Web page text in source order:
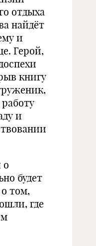
отдыха
найдёт
и
Герой,
книгу
и
о
будет
о том,
где